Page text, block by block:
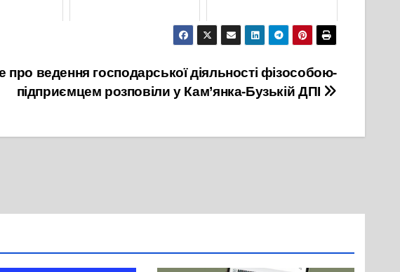
22 Лютого, 2022
про ведення господарської діяльності фізособою-
підприємцем розповіли у Кам’янка-Бузькій ДПІ